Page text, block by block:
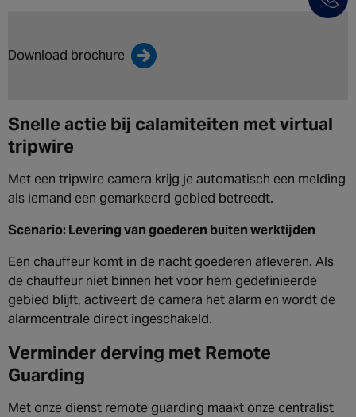
Download brochure
Snelle actie bij calamiteiten met virtual
tripwire
Met een tripwire camera krijg je automatisch een melding
als iemand een gemarkeerd gebied betreedt.
Scenario: Levering van goederen buiten werktijden
Een chauffeur komt in de nacht goederen afleveren. Als
de chauffeur niet binnen het voor hem gedefinieerde
gebied blijft, activeert de camera het alarm en wordt de
alarmcentrale direct ingeschakeld.
Verminder derving met Remote
Guarding
Met onze dienst remote guarding maakt onze centralist